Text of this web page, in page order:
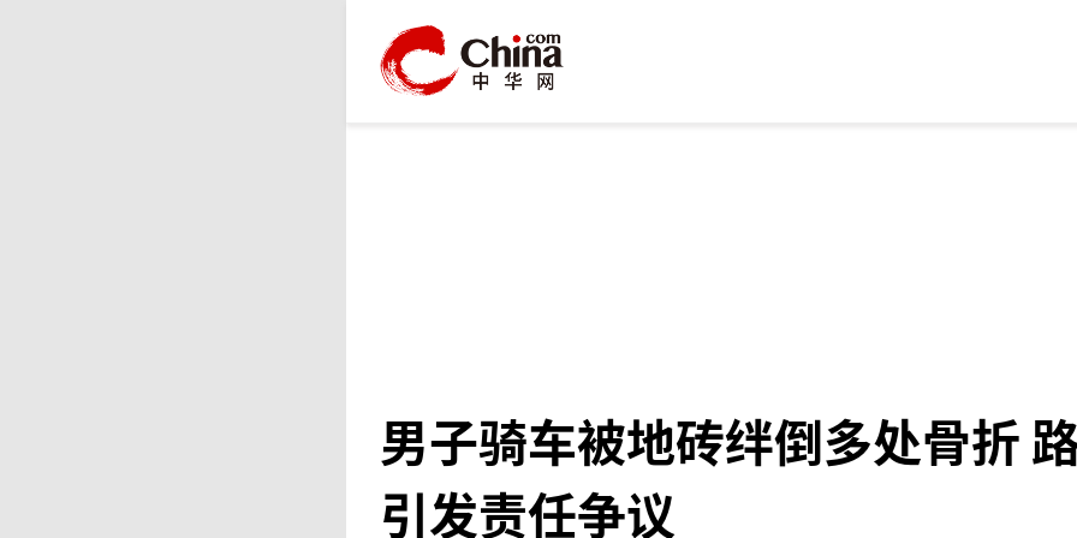
男子骑车被地砖绊倒多处骨折
引发责任争议